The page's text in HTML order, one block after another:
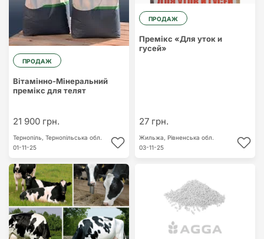
ПРОДАЖ
Вітамінно-Мінеральний
премікс для телят
21 900 грн.
Тернопіль, Тернопільська обл.
01-11-25
ПРОДАЖ
Премікс «Для уток и
гусей»
27 грн.
Жильжа, Рівненська обл.
03-11-25